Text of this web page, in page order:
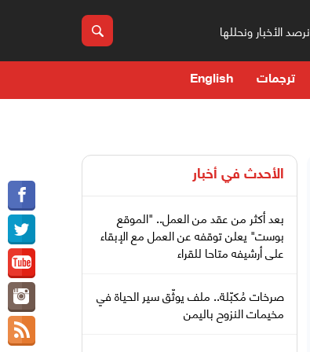
نرصد الأخبار ونحللها
ترجمات English
الأحدث في أخبار
بعد أكثر من عقد من العمل.. "الموقع
بوست" يعلن توقفه عن العمل مع الإبقاء
على أرشيفه متاحا للقراء
صرخات مُكبّلة.. ملف يوثّق سير الحياة في
مخيمات النزوح باليمن